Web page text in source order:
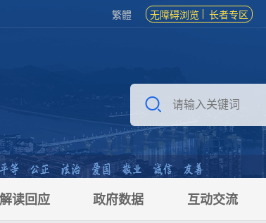
繁體 无障碍浏览 长者专区
解读回应 政府数据 互动交流